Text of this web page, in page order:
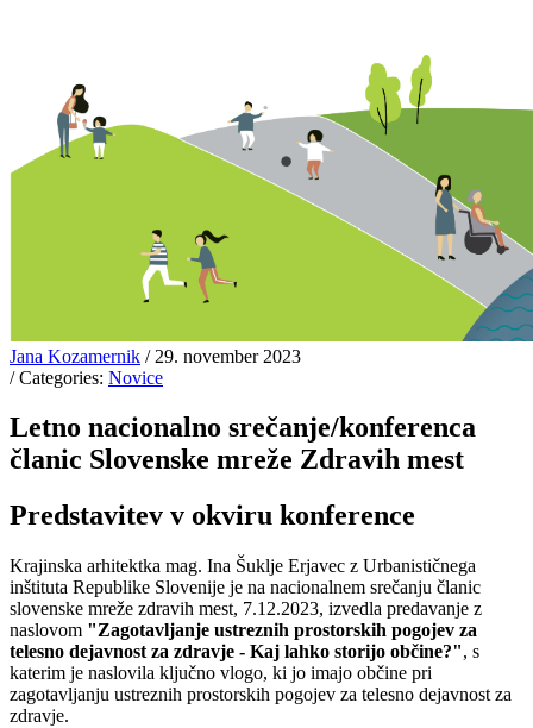
Jana Kozamernik / 29. november 2023
/ Categories: Novice
Letno nacionalno srečanje/konferenca
članic Slovenske mreže Zdravih mest
Predstavitev v okviru konference
Krajinska arhitektka mag. Ina Šuklje Erjavec z Urbanističnega
inštituta Republike Slovenije je na nacionalnem srečanju članic
slovenske mreže zdravih mest, 7.12.2023, izvedla predavanje z
naslovom "Zagotavljanje ustreznih prostorskih pogojev za
telesno dejavnost za zdravje - Kaj lahko storijo občine?", s
katerim je naslovila ključno vlogo, ki jo imajo občine pri
zagotavljanju ustreznih prostorskih pogojev za telesno dejavnost za
zdravje.